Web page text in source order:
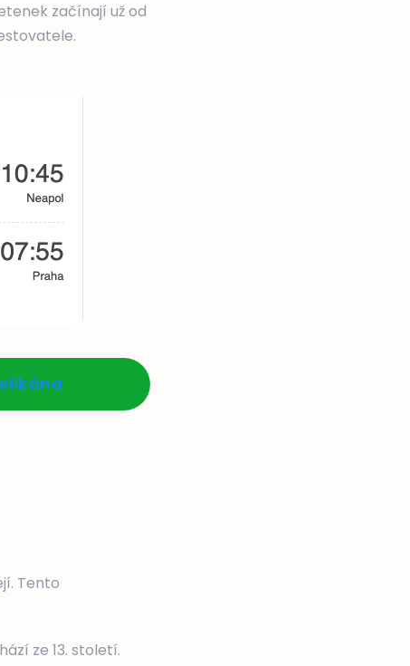
začínají už od
Tento
ze 13. století.